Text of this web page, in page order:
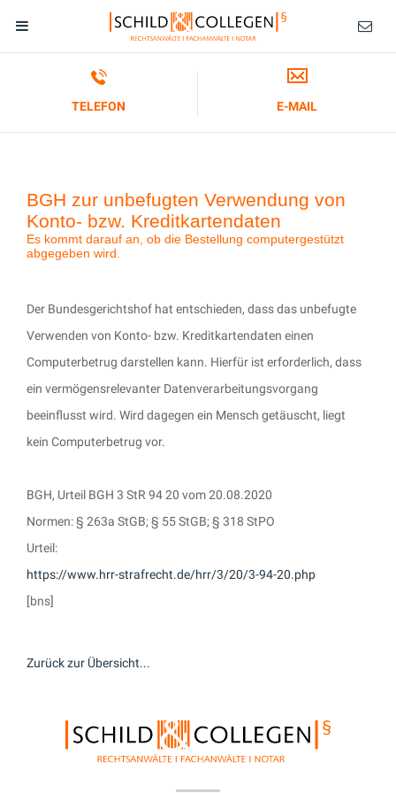
TELEFON E-MAIL
BGH zur unbefugten Verwendung von
Konto- bzw. Kreditkartendaten
Es kommt darauf an, ob die Bestellung computergestützt
abgegeben wird.
Der Bundesgerichtshof hat entschieden, dass das unbefugte
Verwenden von Konto- bzw. Kreditkartendaten einen
Computerbetrug darstellen kann. Hierfür ist erforderlich, dass
ein vermögensrelevanter Datenverarbeitungsvorgang
beeinflusst wird. Wird dagegen ein Mensch getäuscht, liegt
kein Computerbetrug vor.
BGH, Urteil BGH 3 StR 94 20 vom 20.08.2020
Normen: § 263a StGB; § 55 StGB; § 318 StPO
Urteil:
https://www.hrr-strafrecht.de/hrr/3/20/3-94-20.php
[bns]
Zurück zur Übersicht...